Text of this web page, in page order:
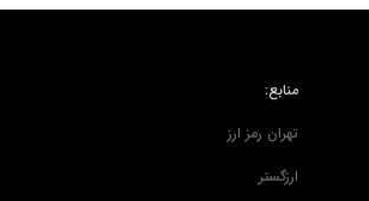
منابع:
تهران رمز ارز
ارزگستر